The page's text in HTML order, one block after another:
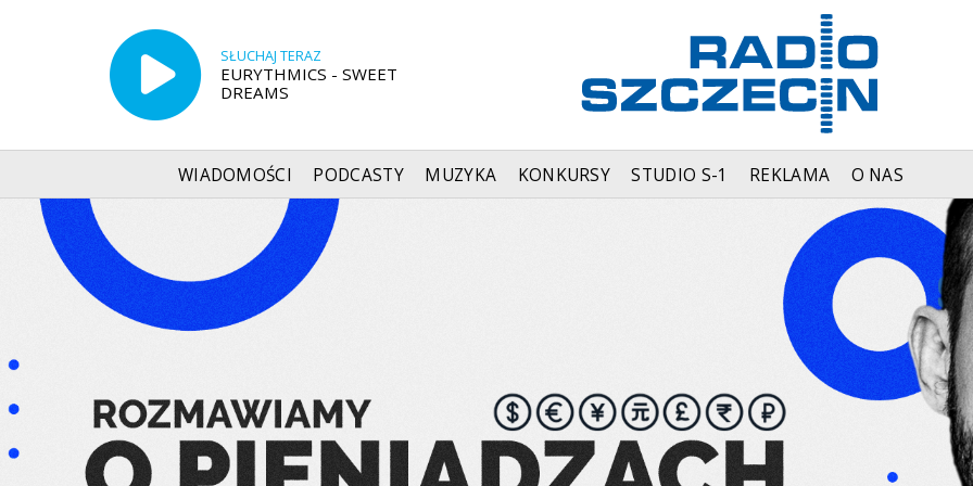
SŁUCHAJ TERAZ
EURYTHMICS - SWEET
DREAMS
WIADOMOŚCI PODCASTY MUZYKA KONKURSY STUDIO S-1 REKLAMA O NAS